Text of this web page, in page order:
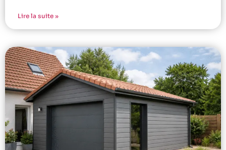
Lire la suite »